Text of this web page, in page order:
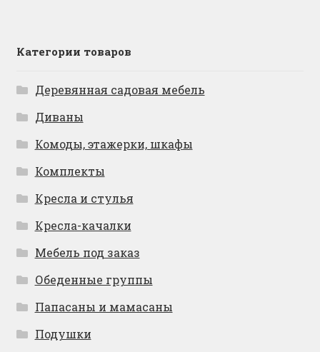
Категории товаров
Деревянная садовая мебель
Диваны
Комоды, этажерки, шкафы
Комплекты
Кресла и стулья
Кресла-качалки
Мебель под заказ
Обеденные группы
Папасаны и мамасаны
Подушки